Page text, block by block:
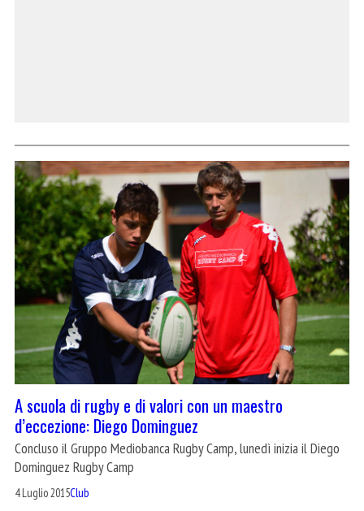
A scuola di rugby e di valori con un maestro
d’eccezione: Diego Dominguez
Concluso il Gruppo Mediobanca Rugby Camp, lunedì inizia il Diego
Dominguez Rugby Camp
4 Luglio 2015Club